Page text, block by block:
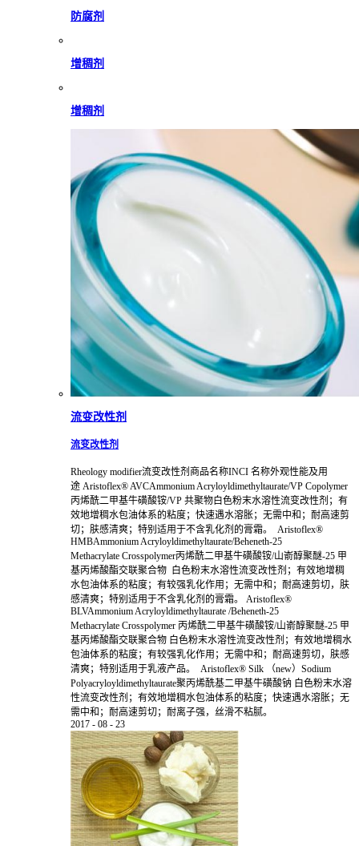
防腐剂
增稠剂
增稠剂
流变改性剂
流变改性剂
Rheology modifier流变改性剂商品名称INCI 名称外观性能及用
途 Aristoflex® AVCAmmonium Acryloyldimethyltaurate/VP Copolymer
丙烯酰二甲基牛磺酸铵/VP 共聚物白色粉末水溶性流变改性剂；有
效地增稠水包油体系的粘度；快速遇水溶胀；无需中和；耐高速剪
切；肤感清爽；特别适用于不含乳化剂的膏霜。 Aristoflex®
HMBAmmonium Acryloyldimethyltaurate/Beheneth-25
Methacrylate Crosspolymer丙烯酰二甲基牛磺酸铵/山嵛醇聚醚-25 甲
基丙烯酸酯交联聚合物 白色粉末水溶性流变改性剂；有效地增稠
水包油体系的粘度；有较强乳化作用；无需中和；耐高速剪切，肤
感清爽；特别适用于不含乳化剂的膏霜。 Aristoflex®
BLVAmmonium Acryloyldimethyltaurate /Beheneth-25
Methacrylate Crosspolymer 丙烯酰二甲基牛磺酸铵/山嵛醇聚醚-25 甲
基丙烯酸酯交联聚合物 白色粉末水溶性流变改性剂；有效地增稠水
包油体系的粘度；有较强乳化作用；无需中和；耐高速剪切，肤感
清爽；特别适用于乳液产品。 Aristoflex® Silk （new）Sodium
Polyacryloyldimethyltaurate聚丙烯酰基二甲基牛磺酸钠 白色粉末水溶
性流变改性剂；有效地增稠水包油体系的粘度；快速遇水溶胀；无
需中和；耐高速剪切；耐离子强，丝滑不粘腻。
2017 - 08 - 23